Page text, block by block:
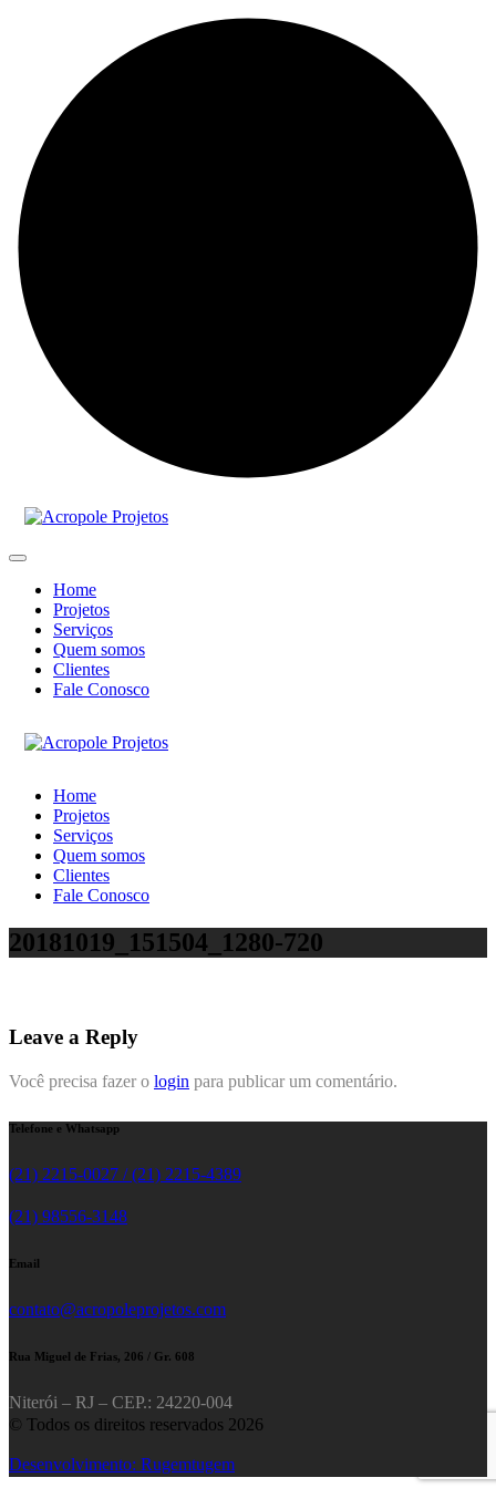
Home
Projetos
Serviços
Quem somos
Clientes
Fale Conosco
Home
Projetos
Serviços
Quem somos
Clientes
Fale Conosco
20181019_151504_1280-720
Leave a Reply
Você precisa fazer o login para publicar um comentário.
Telefone e Whatsapp
(21) 2215-0027 / (21) 2215-4389
(21) 98556-3148
Email
contato@acropoleprojetos.com
Rua Miguel de Frias, 206 / Gr. 608
Niterói – RJ – CEP.: 24220-004
© Todos os direitos reservados 2026
Desenvolvimento: Rugemtugem